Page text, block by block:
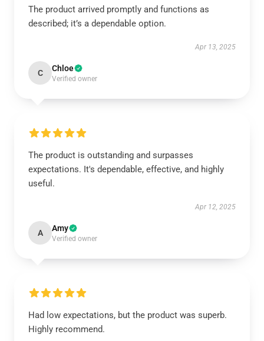
The product arrived promptly and functions as
described; it’s a dependable option.
Apr 13, 2025
C Chloe
Verified owner
The product is outstanding and surpasses
expectations. It's dependable, effective, and highly
useful.
Apr 12, 2025
A Amy
Verified owner
Had low expectations, but the product was superb.
Highly recommend.